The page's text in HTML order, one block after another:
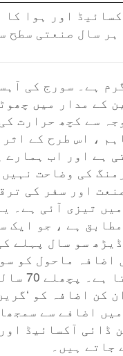
اور ہوا کا
ہر سال صنعتی سطح
ہے۔ سورج کی
کے مدار میں
سے کچھ حرارت
، اس طرح کے
ہے اور اب ہمارے
کی وضاحت
اور سفر کی
تیزی آئی ہے۔
ہے ، جو ایک
سو سال پہلے
اضافہ ماحول کو
میں
کن اضافہ کو
اضافے سے
ڈائی آکسائیڈ
جاتے ہیں۔